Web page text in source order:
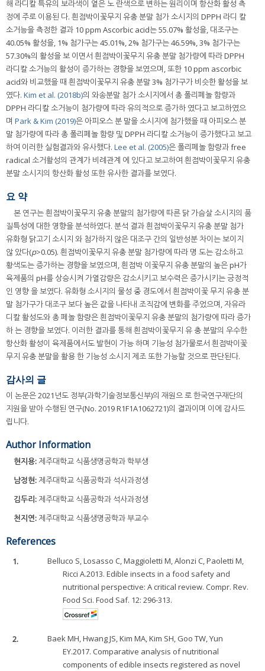
해 라디칼 특유의 보라색이 옅은 노 란색으로 변하는 원리이며 항산화 활성 측
정에 주로 이용된 다. 흰점박이꽃무지 유충 분말 첨가 소시지의 DPPH 라디 칼
소거능을 측정한 결과 10 ppm Ascorbic acid는 55.07% 활성을, 대조구는
40.05% 활성을, 1% 첨가구는 45.01%, 2% 첨가구는 46.59%, 3% 첨가구는
57.30%의 활성을 보 이면서 흰점박이꽃무지 유충 분말 첨가량에 따라 DPPH
라디칼 소거능의 활성이 증가하는 경향을 보였으며, 또한 10 ppm ascorbic
acid와 비교했을 때 흰점박이꽃무지 유충 분말 3% 첨가구가 비슷한 활성을 보
였다. Kim et al. (2018b)의 와송분말 첨가 소시지에서 총 폴리페놀 함량과
DPPH 라디칼 소거능이 첨가량에 따라 유의적으로 증가하 였다고 보고하였으
며 Park & Kim (2019)은 아피오스 분 말을 소시지에 첨가했을 때 아피오스 분
말 첨가량에 따라 총 폴리페놀 함량 및 DPPH 라디칼 소거능이 증가했다고 보고
하여 이러한 실험결과와 유사했다. Lee et al. (2005)은 폴리페놀 함량과 free
radical 소거활성의 관계가 비례관계 에 있다고 보고하여 흰점박이꽃무지 유충
분말 소시지의 항산화 활성 또한 유사한 결과를 보였다.
요 약
본 연구는 흰점박이꽃무지 유충 분말의 첨가량에 따른 닭 가슴살 소시지의 품
질특성에 대한 영향을 분석하였다. 분석 결과 흰점박이꽃무지 유충 분말 첨가
유화형 닭고기 소시지 와 첨가하지 않은 대조구 간의 일반성분 차이는 보이지
않 았다(p>0.05). 흰점박이꽃무지 유충 분말 첨가량에 따라 명 도는 감소하고
황색도는 증가하는 경향을 보였으며, 흰점박 이꽃무지 유충 분말의 높은 pH가
육제품의 pH를 상승시켜 가열감량은 감소시키고 보수력은 증가시키는 긍정적
인 영향 을 보였다. 유화형 소시지의 물성 중 경도에서 흰점박이꽃 무지 유충 분
말 첨가구가 대조구 보다 높은 값을 나타내 조직감에 변화를 주었으며, 자유라
디칼 활성도와 총 페놀 함량은 흰점박이꽃무지 유충 분말의 첨가량에 따라 증가
하 는 경향을 보였다. 이러한 결과를 통해 흰점박이꽃무지 유 충 분말의 우수한
항산화 활성이 육제품에서도 발현이 가능 하며 기능성 첨가물로서 흰점박이꽃
무지 유충 분말을 활용 한 기능성 소시지 제조 또한 가능할 것으로 판단된다.
감사의 글
이 논문은 2021년도 정부(과학기술정보통신부)의 재원으 로 한국연구재단의
지원을 받아 수행된 연구(No. 2019 R1F1A1062721)의 결과이며 이에 감사드
립니다.
Author Information
현지용: 제주대학교 식품생명공학과 학부생
남정현: 제주대학교 식품공학과 석사과정생
김두리: 제주대학교 식품공학과 석사과정생
천지연: 제주대학교 식품생명공학과 부교수
References
1.
Belluco S, Losasso C, Maggioletti M, Alonzi C, Paoletti M,
Ricci A.2013. Edible insects in a food safety and
nutritional perspective: A critical review. Compr. Rev.
Food Sci. Food Saf. 12: 296-313.
2.
Baek MH, Hwang JS, Kim MA, Kim SH, Goo TW, Yun
EY.2017. Comparative analysis of nutritional
components of edible insects registered as novel